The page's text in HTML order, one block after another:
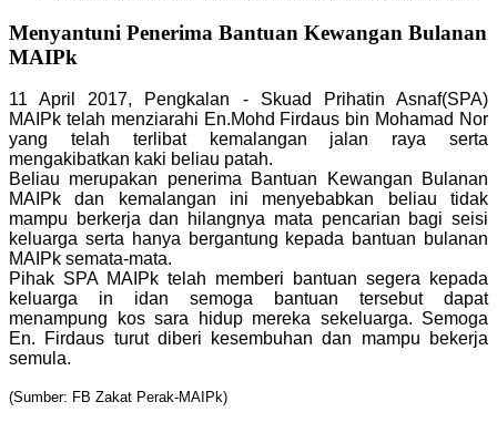
Menyantuni Penerima Bantuan Kewangan Bulanan
MAIPk
11 April 2017, Pengkalan - Skuad Prihatin Asnaf(SPA)
MAIPk telah menziarahi En.Mohd Firdaus bin Mohamad Nor
yang telah terlibat kemalangan jalan raya serta
mengakibatkan kaki beliau patah.
Beliau merupakan penerima Bantuan Kewangan Bulanan
MAIPk dan kemalangan ini menyebabkan beliau tidak
mampu berkerja dan hilangnya mata pencarian bagi seisi
keluarga serta hanya bergantung kepada bantuan bulanan
MAIPk semata-mata.
Pihak SPA MAIPk telah memberi bantuan segera kepada
keluarga in idan semoga bantuan tersebut dapat
menampung kos sara hidup mereka sekeluarga. Semoga
En. Firdaus turut diberi kesembuhan dan mampu bekerja
semula.
(Sumber: FB Zakat Perak-MAIPk)